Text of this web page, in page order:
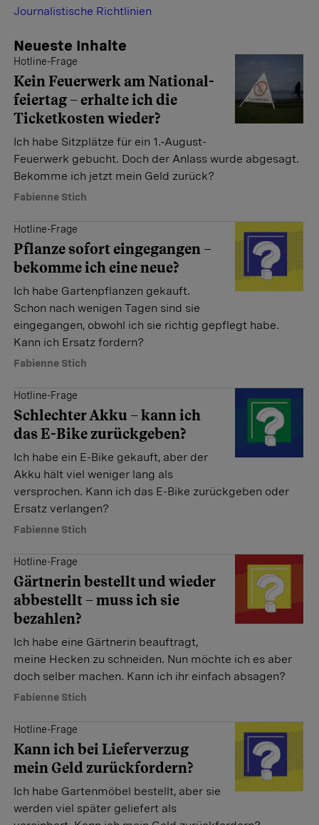
Neueste Inhalte
Hotline-Frage
Kein Feuerwerk am National­
feiertag – erhalte ich die
Ticket­kosten wieder?
Ich habe Sitzplätze für ein 1.‑August-
Feuerwerk gebucht. Doch der Anlass wurde abgesagt.
Bekomme ich jetzt mein Geld zurück?
Fabienne Stich
Hotline-Frage
Pflanze sofort eingegangen –
bekomme ich eine neue?
Ich habe Gartenpflanzen ­gekauft.
Schon nach wenigen ­Tagen sind sie
eingegangen, obwohl ich sie richtig gepflegt habe.
Kann ich Ersatz fordern?
Fabienne Stich
Hotline-Frage
Schlechter Akku – kann ich
das E-Bike zurückgeben?
Ich habe ein E-Bike gekauft, aber der
Akku hält viel weniger lang als
versprochen. Kann ich das E-Bike zurückgeben oder
Ersatz verlangen?
Fabienne Stich
Hotline-Frage
Gärtnerin bestellt und wieder
abbestellt – muss ich sie
bezahlen?
Ich habe eine Gärtnerin ­beauftragt,
meine Hecken zu schneiden. Nun möchte ich es aber
doch selber machen. Kann ich ihr einfach absagen?
Fabienne Stich
Hotline-Frage
Kann ich bei Lieferverzug
mein Geld zurückfordern?
Ich habe Gartenmöbel bestellt, aber sie
werden viel später ­geliefert als
Journalistische Richtlinien